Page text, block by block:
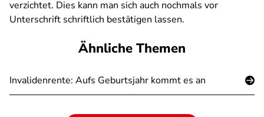
verzichtet. Dies kann man sich auch nochmals vor
Unterschrift schriftlich bestätigen lassen.
Ähnliche Themen
Invalidenrente: Aufs Geburtsjahr kommt es an